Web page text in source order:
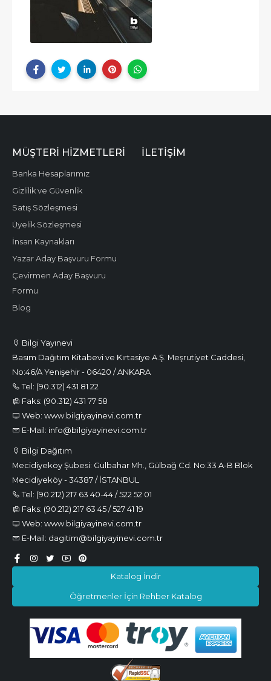
Bilgi Yayınevi
Basım Dağıtım Kitabevi ve Kırtasiye A.Ş. Meşrutiyet Caddesi,
No:46/A Yenişehir - 06420 / ANKARA
Tel: (90.312) 431 81 22
Faks: (90.312) 431 77 58
Web: www.bilgiyayinevi.com.tr
E-Mail: info@bilgiyayinevi.com.tr
Bilgi Dağıtım
Mecidiyeköy Şubesi: Gülbahar Mh., Gülbağ Cd. No:33 A-B Blok
Mecidiyeköy - 34387 / İSTANBUL
Tel: (90.212) 217 63 40-44 / 522 52 01
Faks: (90.212) 217 63 45 / 527 41 19
Web: www.bilgiyayinevi.com.tr
E-Mail: dagitim@bilgiyayinevi.com.tr
Katalog İndir
Öğretmenler İçin Rehber Katalog
MÜŞTERI HIZMETLERI
Banka Hesaplarımız
Gizlilik ve Güvenlik
Satış Sözleşmesi
Üyelik Sözleşmesi
İnsan Kaynakları
Yazar Aday Başvuru Formu
Çevirmen Aday Başvuru
Formu
Blog
İLETIŞIM